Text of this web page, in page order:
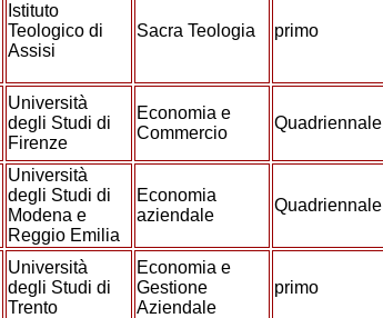
Istituto
Teologico di
Assisi
Sacra Teologia primo
Università
degli Studi di
Firenze
Economia e
Commercio
Quadriennale
Università
degli Studi di
Modena e
Reggio Emilia
Economia
aziendale
Quadriennale
Università
degli Studi di
Trento
Economia e
Gestione
Aziendale
primo